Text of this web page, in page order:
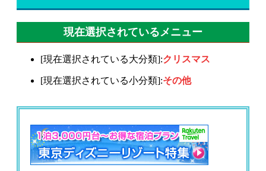
現在選択されているメニュー
[現在選択されている大分類]:クリスマス
[現在選択されている小分類]:その他